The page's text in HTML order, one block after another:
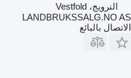
النرويج، Vestfold
LANDBRUKSSALG.NO AS
الاتصال بالبائع